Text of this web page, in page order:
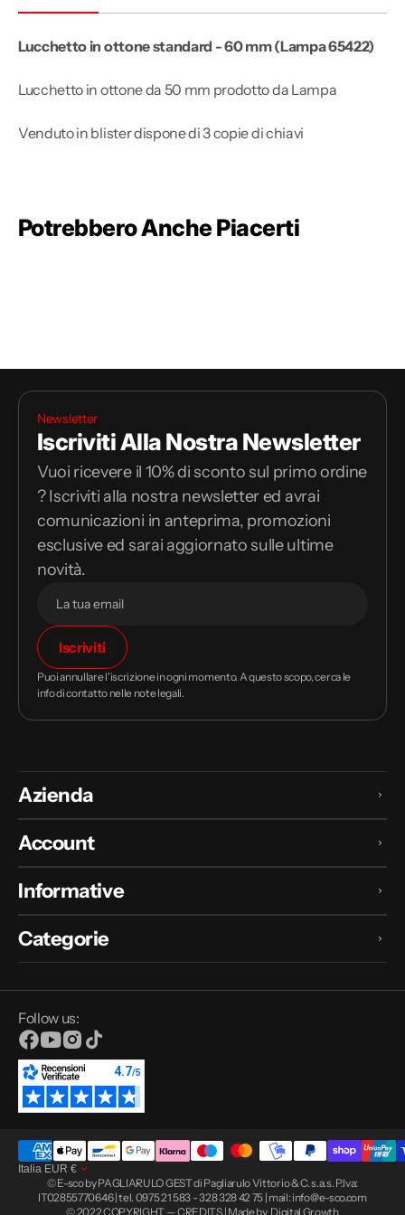
Lucchetto in ottone standard - 60 mm(Lampa65422)
Lucchetto in ottone da 50 mm prodotto da Lampa
Venduto in blister dispone di 3 copie di chiavi
Potrebbero Anche Piacerti
Newsletter
Iscriviti Alla Nostra Newsletter
Vuoi ricevere il 10% di sconto sul primo ordine
? Iscriviti alla nostra newsletter ed avrai
comunicazioni in anteprima, promozioni
esclusive ed sarai aggiornato sulle ultime
novità.
Il
tuo
indirizzo
email
Iscriviti
Puoi annullare l'iscrizione in ogni momento. A questo scopo, cerca le
info di contatto nelle note legali.
Azienda
Account
Informative
Categorie
Follow us:
Facebook
YouTube
Instagram
TikTok
Italia EUR €
© E-sco by PAGLIARULO GEST di Pagliarulo Vittorio & C. s.a.s. P.Iva:
IT02855770646 | tel. 0975 21 583 - 328 328 42 75 | mail: info@e-sco.com
© 2022 COPYRIGHT — CREDITS | Made by Digital Growth